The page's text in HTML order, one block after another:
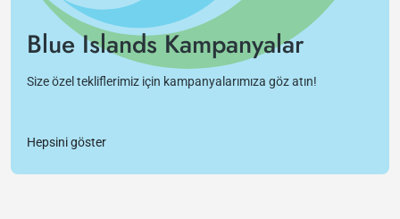
Blue Islands Kampanyalar
Size özel tekliflerimiz için kampanyalarımıza göz atın!
Hepsini göster